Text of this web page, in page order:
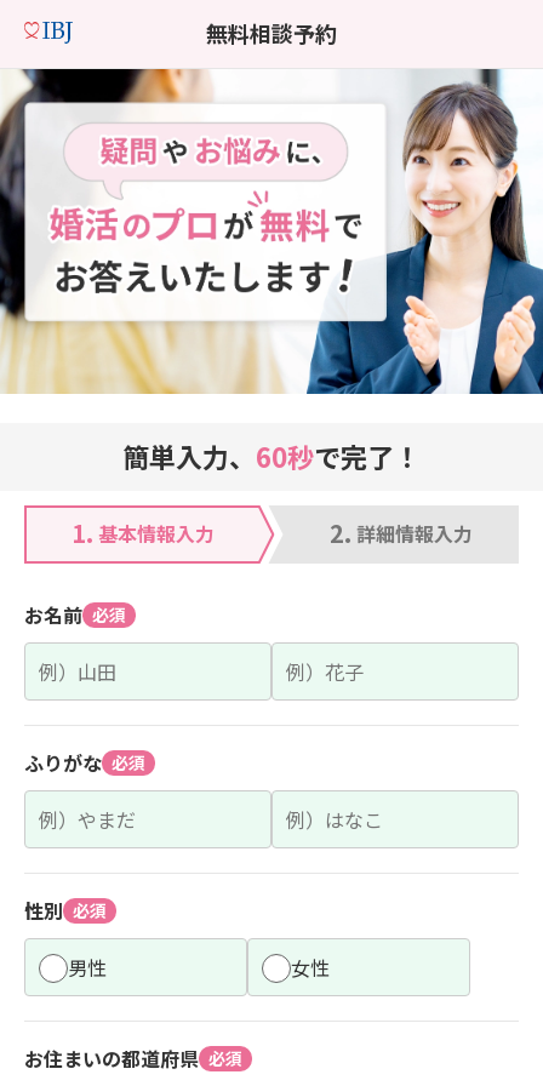
無料相談予約
簡単入力、 60秒で完了！
1. 基本情報入力 2. 詳細情報入力
お名前 必須
ふりがな 必須
性別 必須
男性 女性
お住まいの都道府県 必須